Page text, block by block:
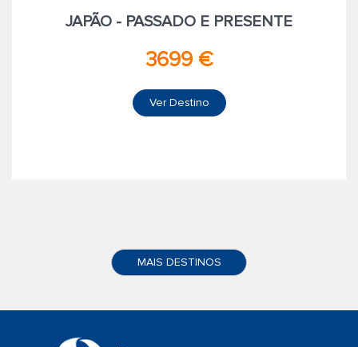
JAPÃO - PASSADO E PRESENTE
3699 €
Ver Destino
MAIS DESTINOS